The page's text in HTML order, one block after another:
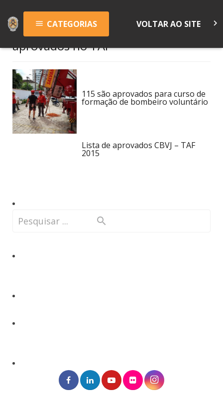
menu CATEGORIAS VOLTAR AO SITE keyboard_arrow_right
aprovados no TAF
115 são aprovados para curso de
formação de bombeiro voluntário
Lista de aprovados CBVJ – TAF
2015